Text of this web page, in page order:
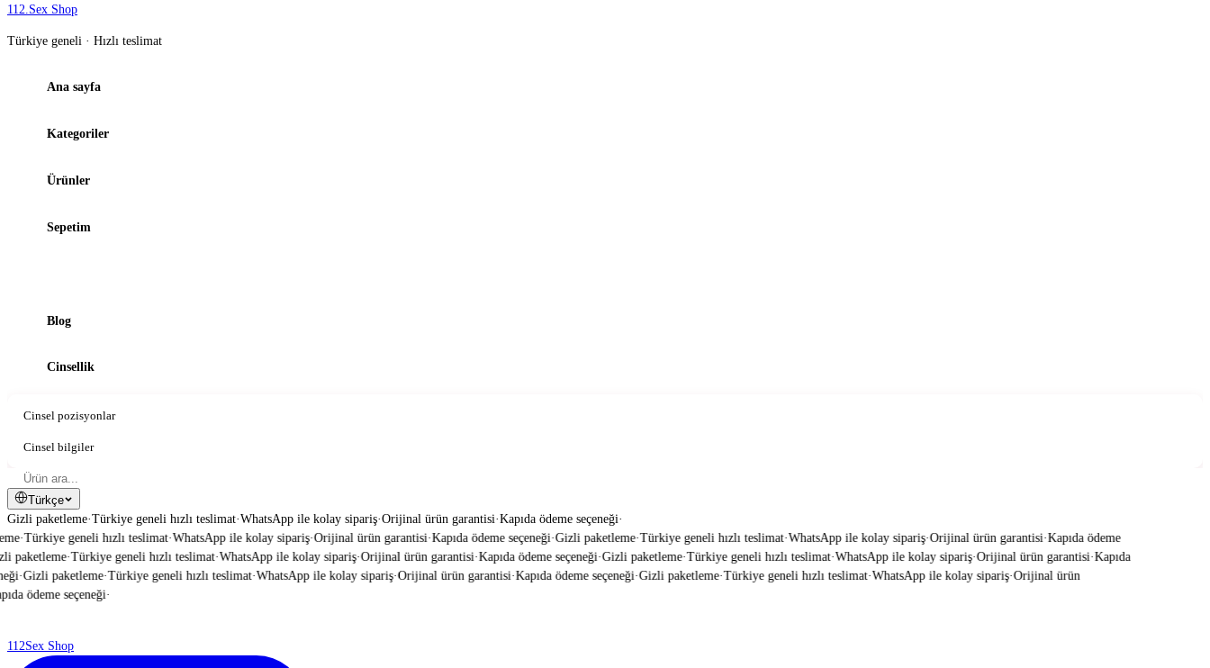
112.Sex Shop
Türkiye geneli · Hızlı teslimat
Ana sayfa
Kategoriler
Ürünler
Sepetim
Blog
Cinsellik
Cinsel pozisyonlar
Cinsel bilgiler
Türkçe
Gizli paketleme·Türkiye geneli hızlı teslimat·WhatsApp ile kolay sipariş·Orijinal ürün garantisi·Kapıda ödeme seçeneği·
·Türkiye geneli hızlı teslimat·WhatsApp ile kolay sipariş·Orijinal ürün garantisi·Kapıda ödeme seçeneği·Gizli paketleme·Türkiye geneli hızlı teslimat·WhatsApp ile kolay sipariş·Orijinal ürün garantisi·Kapıda ödeme
paketleme·Türkiye geneli hızlı teslimat·WhatsApp ile kolay sipariş·Orijinal ürün garantisi·Kapıda ödeme seçeneği·Gizli paketleme·Türkiye geneli hızlı teslimat·WhatsApp ile kolay sipariş·Orijinal ürün garantisi·Kapıda
·Gizli paketleme·Türkiye geneli hızlı teslimat·WhatsApp ile kolay sipariş·Orijinal ürün garantisi·Kapıda ödeme seçeneği·Gizli paketleme·Türkiye geneli hızlı teslimat·WhatsApp ile kolay sipariş·Orijinal ürün
ödeme seçeneği·
112Sex Shop